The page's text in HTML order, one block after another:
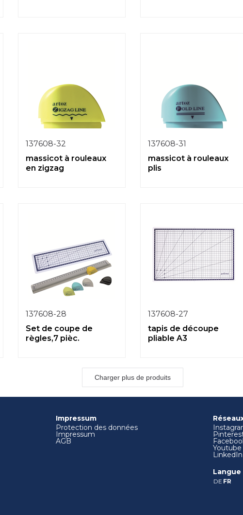
137608-32
massicot à rouleaux
en zigzag
137608-31
massicot à rouleaux
plis
137608-28
Set de coupe de
règles,7 pièc.
137608-27
tapis de découpe
pliable A3
Charger plus de produits
Impressum
Protection des données
Impressum
AGB
Youtube
LinkedIn
Langue
DE FR